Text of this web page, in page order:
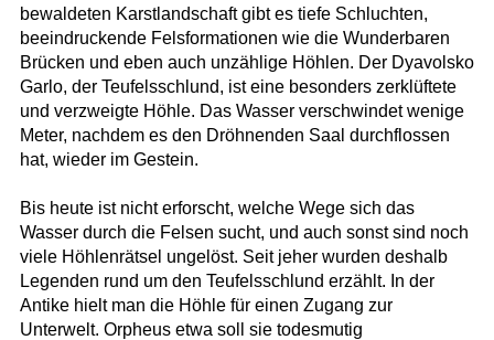
bewaldeten Karstlandschaft gibt es tiefe Schluchten,
beeindruckende Felsformationen wie die Wunderbaren
Brücken und eben auch unzählige Höhlen. Der Dyavolsko
Garlo, der Teufelsschlund, ist eine besonders zerklüftete
und verzweigte Höhle. Das Wasser verschwindet wenige
Meter, nachdem es den Dröhnenden Saal durchflossen
hat, wieder im Gestein.
Bis heute ist nicht erforscht, welche Wege sich das
Wasser durch die Felsen sucht, und auch sonst sind noch
viele Höhlenrätsel ungelöst. Seit jeher wurden deshalb
Legenden rund um den Teufelsschlund erzählt. In der
Antike hielt man die Höhle für einen Zugang zur
Unterwelt. Orpheus etwa soll sie todesmutig